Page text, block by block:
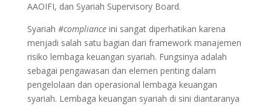
AAOIFI, dan Syariah Supervisory Board.
Syariah #complianceini sangat diperhatikan karena
menjadi salah satu bagian dari framework manajemen
risiko lembaga keuangan syariah. Fungsinya adalah
sebagai pengawasan dan elemen penting dalam
pengelolaan dan operasional lembaga keuangan
syariah. Lembaga keuangan syariah di sini diantaranya